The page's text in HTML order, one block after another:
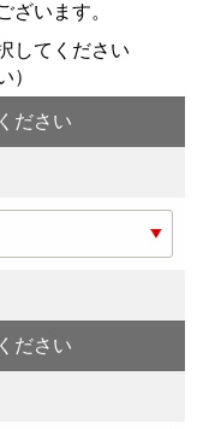
ざいます。
してください
）
ださい
ださい